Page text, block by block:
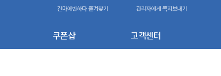
쿠폰샵 고객센터
건마에반하다 즐겨찾기 관리자에게 쪽지보내기